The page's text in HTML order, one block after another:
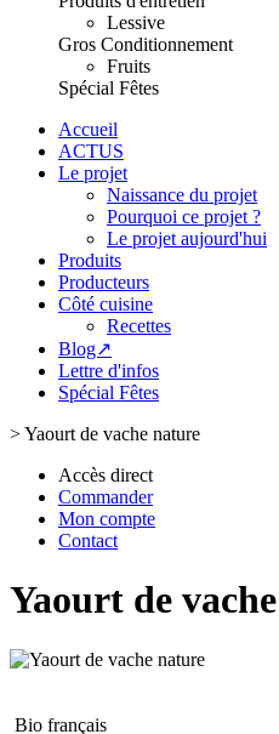
Lessive
Gros Conditionnement
Fruits
Spécial Fêtes
Accueil
ACTUS
Le projet
Naissance du projet
Pourquoi ce projet ?
Le projet aujourd'hui
Produits
Producteurs
Côté cuisine
Recettes
Blog↗
Lettre d'infos
Spécial Fêtes
>Yaourt de vache nature
Accès direct
Commander
Mon compte
Contact
Yaourt de
Bio français